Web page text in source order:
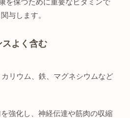
与します。
スよく含む
リウム、鉄、マグネシウムなど
強化し、神経伝達や筋肉の収縮